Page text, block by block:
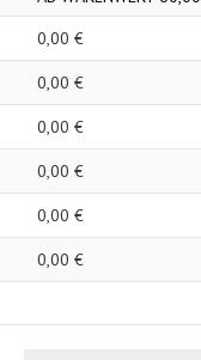
0,00 €
0,00 €
0,00 €
0,00 €
0,00 €
0,00 €